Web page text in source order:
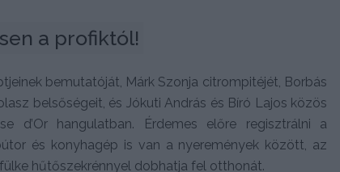
a profiktól!
bemutatóját, Márk Szonja citrompitéjét, Borbás
belsőségeit, és Jókuti András és Bíró Lajos közös
d’Or hangulatban. Érdemes előre regisztrálni a
és konyhagép is van a nyeremények között, az
hűtőszekrénnyel dobhatja fel otthonát.